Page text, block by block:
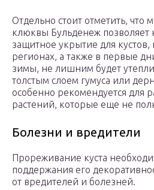
Отдельно стоит отметить, что
клюквы Бульденеж позволяет
защитное укрытие для
регионах, а также в первые
зимы, не лишним будет
толстым слоем гумуса или
особенно рекомендуется для
растений, которые еще не
Болезни и вредители
Прореживание куста
поддержания его
от вредителей и болезней.